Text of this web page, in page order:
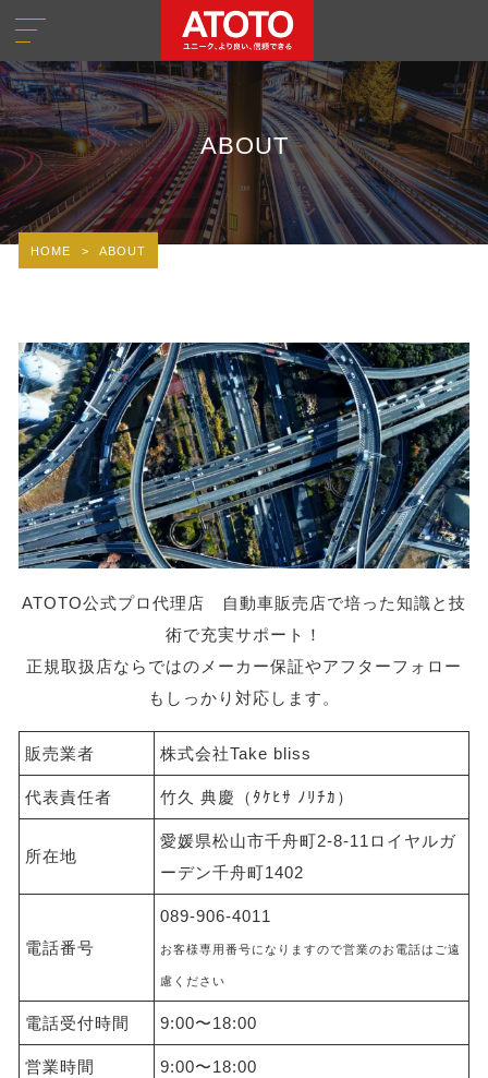
ABOUT
HOME > ABOUT
ATOTO公式プロ代理店 自動車販売店で培った知識と技
術で充実サポート！
正規取扱店ならではのメーカー保証やアフターフォロー
もしっかり対応します。
販売業者 株式会社Take bliss
代表責任者 竹久 典慶（ﾀｹﾋｻ ﾉﾘﾁｶ）
所在地
愛媛県松山市千舟町2-8-11ロイヤルガ
ーデン千舟町1402
電話番号
089-906-4011
お客様専用番号になりますので営業のお電話はご遠
慮ください
電話受付時間 9:00〜18:00
営業時間 9:00〜18:00